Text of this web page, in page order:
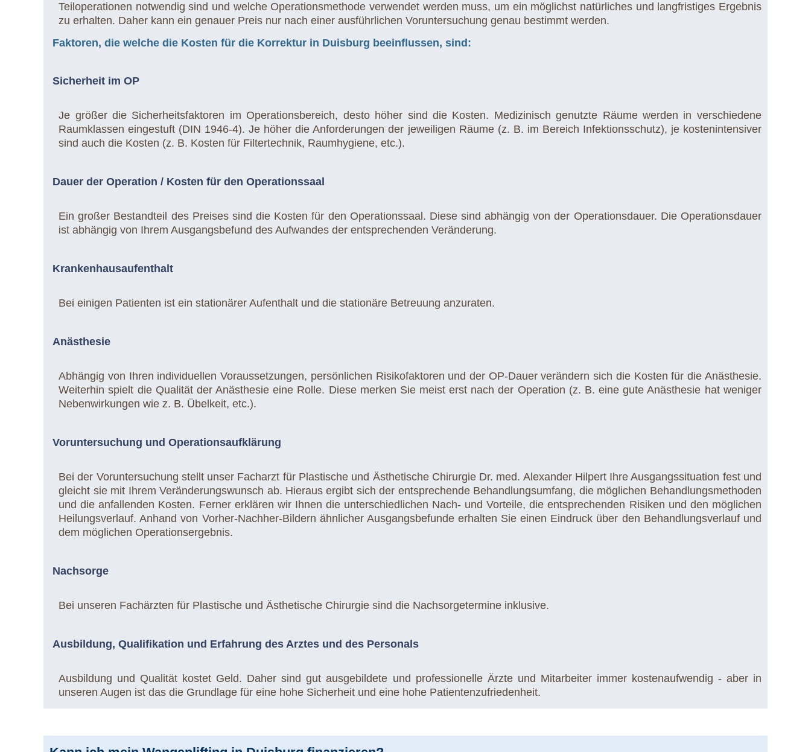
Teiloperationen notwendig sind und welche Operationsmethode verwendet werden muss, um ein möglichst natürliches und langfristiges Ergebnis
zu erhalten. Daher kann ein genauer Preis nur nach einer ausführlichen Voruntersuchung genau bestimmt werden.
Faktoren, die welche die Kosten für die Korrektur in Duisburg beeinflussen, sind:
Sicherheit im OP
Je größer die Sicherheitsfaktoren im Operationsbereich, desto höher sind die Kosten. Medizinisch genutzte Räume werden in verschiedene
Raumklassen eingestuft (DIN 1946-4). Je höher die Anforderungen der jeweiligen Räume (z. B. im Bereich Infektionsschutz), je kostenintensiver
sind auch die Kosten (z. B. Kosten für Filtertechnik, Raumhygiene, etc.).
Dauer der Operation / Kosten für den Operationssaal
Ein großer Bestandteil des Preises sind die Kosten für den Operationssaal. Diese sind abhängig von der Operationsdauer. Die Operationsdauer
ist abhängig von Ihrem Ausgangsbefund des Aufwandes der entsprechenden Veränderung.
Krankenhausaufenthalt
Bei einigen Patienten ist ein stationärer Aufenthalt und die stationäre Betreuung anzuraten.
Anästhesie
Abhängig von Ihren individuellen Voraussetzungen, persönlichen Risikofaktoren und der OP-Dauer verändern sich die Kosten für die Anästhesie.
Weiterhin spielt die Qualität der Anästhesie eine Rolle. Diese merken Sie meist erst nach der Operation (z. B. eine gute Anästhesie hat weniger
Nebenwirkungen wie z. B. Übelkeit, etc.).
Voruntersuchung und Operationsaufklärung
Bei der Voruntersuchung stellt unser Facharzt für Plastische und Ästhetische Chirurgie Dr. med. Alexander Hilpert Ihre Ausgangssituation fest und
gleicht sie mit Ihrem Veränderungswunsch ab. Hieraus ergibt sich der entsprechende Behandlungsumfang, die möglichen Behandlungsmethoden
und die anfallenden Kosten. Ferner erklären wir Ihnen die unterschiedlichen Nach- und Vorteile, die entsprechenden Risiken und den möglichen
Heilungsverlauf. Anhand von Vorher-Nachher-Bildern ähnlicher Ausgangsbefunde erhalten Sie einen Eindruck über den Behandlungsverlauf und
dem möglichen Operationsergebnis.
Nachsorge
Bei unseren Fachärzten für Plastische und Ästhetische Chirurgie sind die Nachsorgetermine inklusive.
Ausbildung, Qualifikation und Erfahrung des Arztes und des Personals
Ausbildung und Qualität kostet Geld. Daher sind gut ausgebildete und professionelle Ärzte und Mitarbeiter immer kostenaufwendig - aber in
unseren Augen ist das die Grundlage für eine hohe Sicherheit und eine hohe Patientenzufriedenheit.